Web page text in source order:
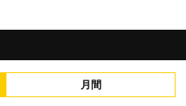
月間